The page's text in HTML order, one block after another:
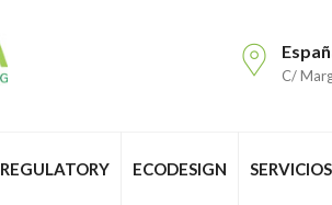
C/
REGULATORY ECODESIGN SERVICIOS